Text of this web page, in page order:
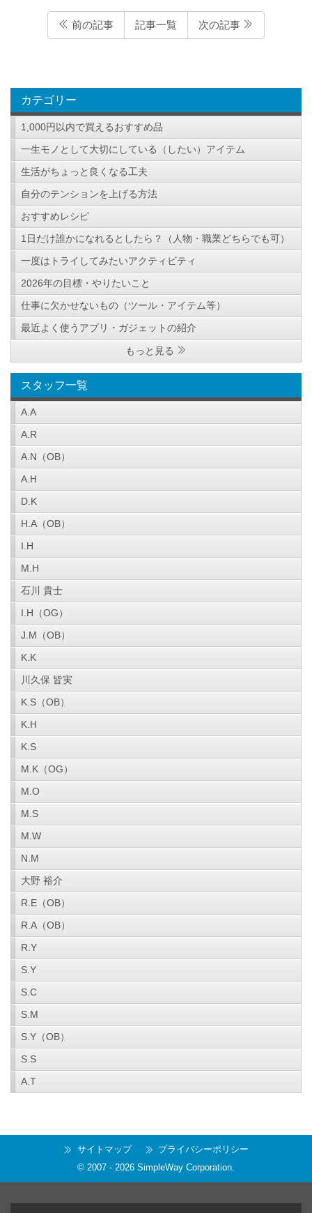
前の記事 記事一覧 次の記事
カテゴリー
1,000円以内で買えるおすすめ品
一生モノとして大切にしている（したい）アイテム
生活がちょっと良くなる工夫
自分のテンションを上げる方法
おすすめレシピ
1日だけ誰かになれるとしたら？（人物・職業どちらでも可）
一度はトライしてみたいアクティビティ
2026年の目標・やりたいこと
仕事に欠かせないもの（ツール・アイテム等）
最近よく使うアプリ・ガジェットの紹介
もっと見る
スタッフ一覧
A.A
A.R
A.N（OB）
A.H
D.K
H.A（OB）
I.H
M.H
石川 貴士
I.H（OG）
J.M（OB）
K.K
川久保 皆実
K.S（OB）
K.H
K.S
M.K（OG）
M.O
M.S
M.W
N.M
大野 裕介
R.E（OB）
R.A（OB）
R.Y
S.Y
S.C
S.M
S.Y（OB）
S.S
A.T
サイトマップ
プライバシーポリシー
© 2007 - 2026 SimpleWay Corporation.